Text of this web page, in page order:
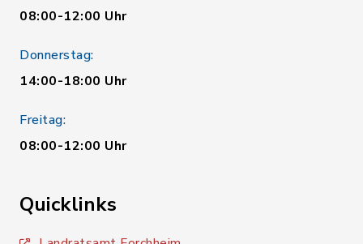
08:00-12:00 Uhr
Donnerstag:
14:00-18:00 Uhr
Freitag:
08:00-12:00 Uhr
Quicklinks